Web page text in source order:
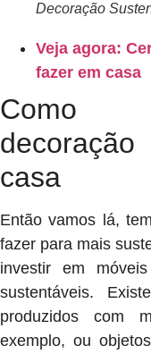
Decoração
Veja agora:
fazer em casa
Como
casa
Então vamos lá,
fazer para mais
investir em
sustentáveis.
produzidos com
exemplo, ou